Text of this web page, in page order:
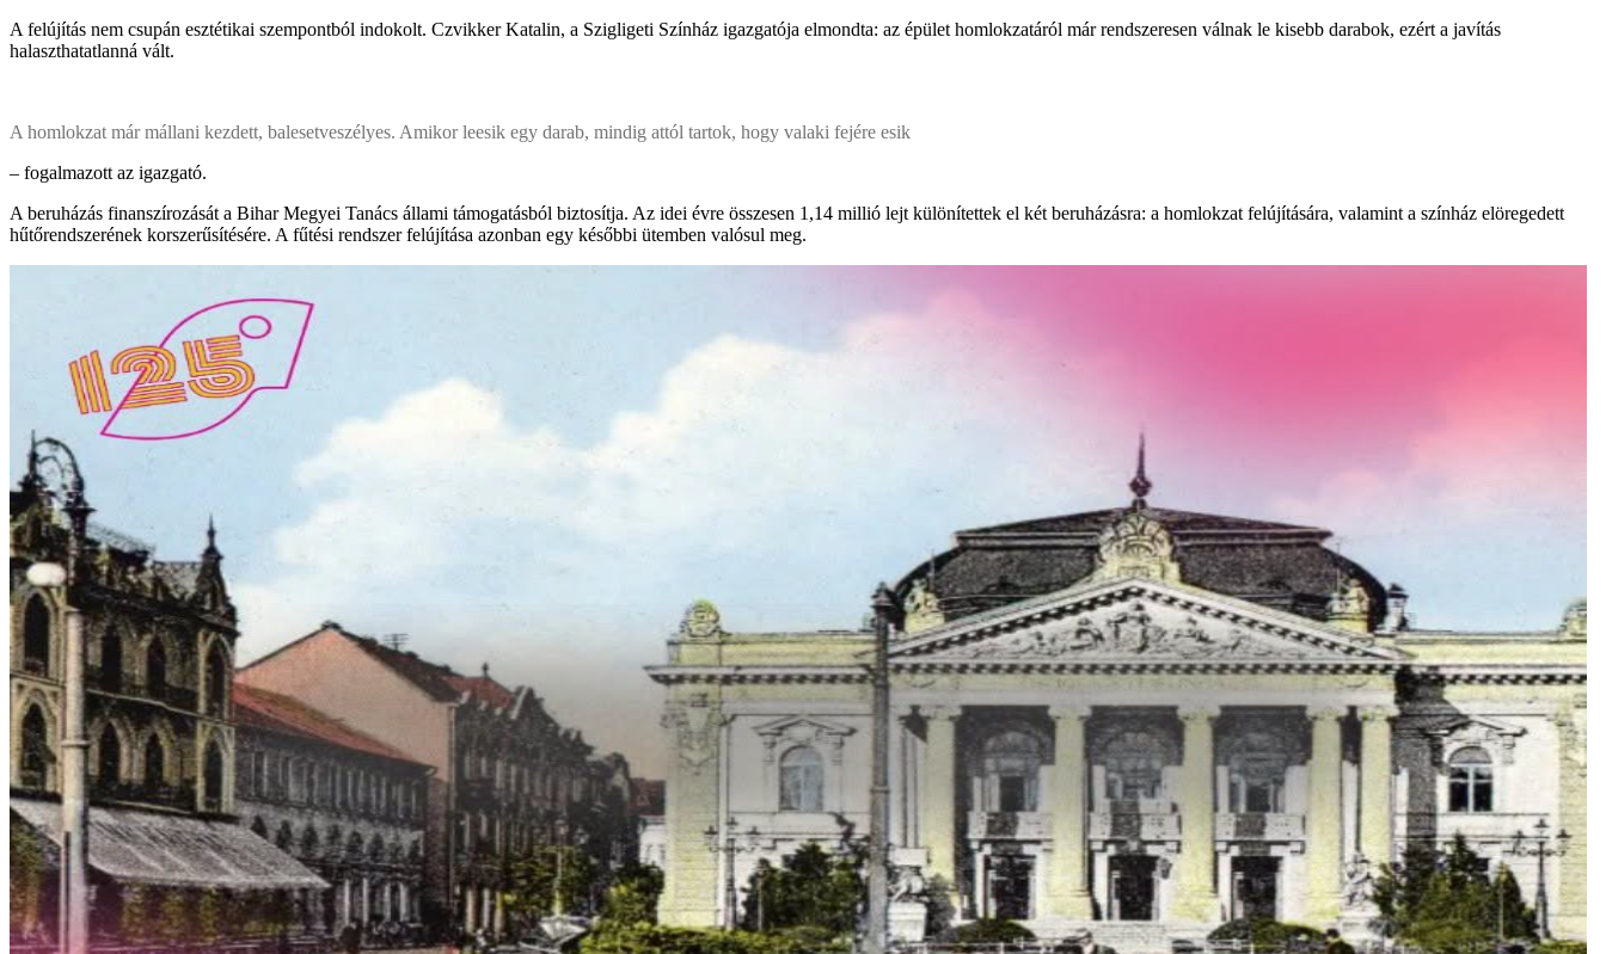
A felújítás nem csupán esztétikai szempontból indokolt. Czvikker Katalin, a Szigligeti Színház igazgatója elmondta: az épület homlokzatáról már rendszeresen válnak le kisebb darabok, ezért a javítás
halaszthatatlanná vált.
A homlokzat már mállani kezdett, balesetveszélyes. Amikor leesik egy darab, mindig attól tartok, hogy valaki fejére esik
– fogalmazott az igazgató.
A beruházás finanszírozását a Bihar Megyei Tanács állami támogatásból biztosítja. Az idei évre összesen 1,14 millió lejt különítettek el két beruházásra: a homlokzat felújítására, valamint a színház elöregedett
hűtőrendszerének korszerűsítésére. A fűtési rendszer felújítása azonban egy későbbi ütemben valósul meg.